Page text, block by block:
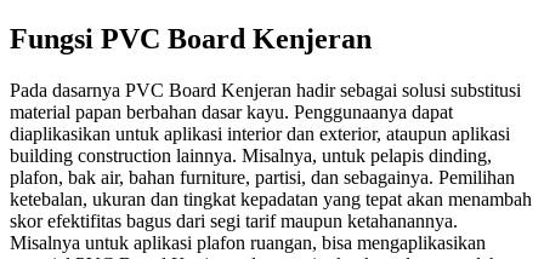
Fungsi PVC Board Kenjeran
Pada dasarnya PVC Board Kenjeran hadir sebagai solusi substitusi
material papan berbahan dasar kayu. Penggunaanya dapat
diaplikasikan untuk aplikasi interior dan exterior, ataupun aplikasi
building construction lainnya. Misalnya, untuk pelapis dinding,
plafon, bak air, bahan furniture, partisi, dan sebagainya. Pemilihan
ketebalan, ukuran dan tingkat kepadatan yang tepat akan menambah
skor efektifitas bagus dari segi tarif maupun ketahanannya.
Misalnya untuk aplikasi plafon ruangan, bisa mengaplikasikan